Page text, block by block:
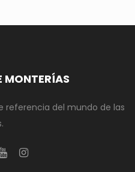
MONTERÍAS
referencia del mundo de las